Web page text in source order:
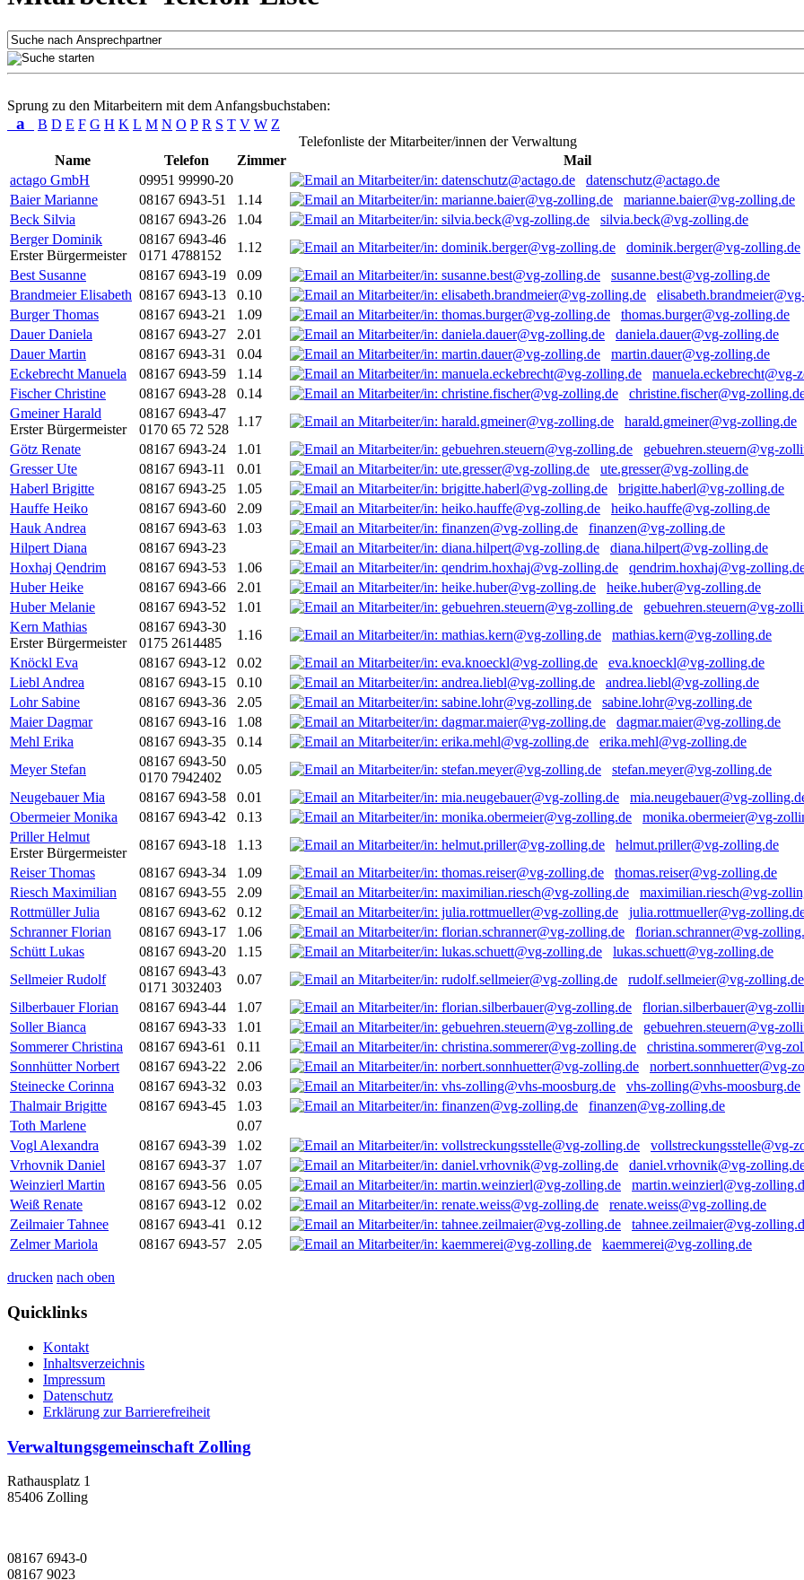
Sprung zu den Mitarbeitern mit dem Anfangsbuchstaben:
a B D E F G H K L M N O P R S T V W Z
Telefonliste der Mitarbeiter/innen der Verwaltung
Name
Telefon Zimmer
Mail
actago GmbH
09951 99990-20
datenschutz@actago.de
Baier Marianne
08167 6943-51 1.14
marianne.baier@vg-zolling.de
Beck Silvia
08167 6943-26 1.04
silvia.beck@vg-zolling.de
Berger Dominik
Erster Bürgermeister
08167 6943-46
0171 4788152
1.12
dominik.berger@vg-zolling.de
Best Susanne
08167 6943-19 0.09
susanne.best@vg-zolling.de
Brandmeier Elisabeth 08167 6943-13 0.10
Burger Thomas
08167 6943-21 1.09
thomas.burger@vg-zolling.de
Dauer Daniela
08167 6943-27 2.01
daniela.dauer@vg-zolling.de
Dauer Martin
08167 6943-31 0.04
martin.dauer@vg-zolling.de
Eckebrecht Manuela
08167 6943-59 1.14
manuela.eckebrecht@vg-
Fischer Christine
08167 6943-28 0.14
christine.fischer@vg-
Gmeiner Harald
Erster Bürgermeister
08167 6943-47
0170 65 72 528
1.17
harald.gmeiner@vg-zolling.de
Götz Renate
08167 6943-24 1.01
gebuehren.steuern@vg-
Gresser Ute
08167 6943-11 0.01
ute.gresser@vg-zolling.de
Haberl Brigitte
08167 6943-25 1.05
brigitte.haberl@vg-zolling.de
Hauffe Heiko
08167 6943-60 2.09
heiko.hauffe@vg-zolling.de
Hauk Andrea
08167 6943-63 1.03
finanzen@vg-zolling.de
Hilpert Diana
08167 6943-23
diana.hilpert@vg-zolling.de
Hoxhaj Qendrim
08167 6943-53 1.06
qendrim.hoxhaj@vg-
Huber Heike
08167 6943-66 2.01
heike.huber@vg-zolling.de
Huber Melanie
08167 6943-52 1.01
gebuehren.steuern@vg-
Kern Mathias
Erster Bürgermeister
08167 6943-30
0175 2614485
1.16
mathias.kern@vg-zolling.de
Knöckl Eva
08167 6943-12 0.02
eva.knoeckl@vg-zolling.de
Liebl Andrea
08167 6943-15 0.10
andrea.liebl@vg-zolling.de
Lohr Sabine
08167 6943-36 2.05
sabine.lohr@vg-zolling.de
Maier Dagmar
08167 6943-16 1.08
dagmar.maier@vg-zolling.de
Mehl Erika
08167 6943-35 0.14
erika.mehl@vg-zolling.de
Meyer Stefan
08167 6943-50
0170 7942402
0.05
stefan.meyer@vg-zolling.de
Neugebauer Mia
08167 6943-58 0.01
mia.neugebauer@vg-
Obermeier Monika
08167 6943-42 0.13
monika.obermeier@vg-
Priller Helmut
Erster Bürgermeister
08167 6943-18 1.13
helmut.priller@vg-zolling.de
Reiser Thomas
08167 6943-34 1.09
thomas.reiser@vg-zolling.de
Riesch Maximilian
08167 6943-55 2.09
maximilian.riesch@vg-
Rottmüller Julia
08167 6943-62 0.12
julia.rottmueller@vg-
Schranner Florian
08167 6943-17 1.06
florian.schranner@vg-
Schütt Lukas
08167 6943-20 1.15
lukas.schuett@vg-zolling.de
Sellmeier Rudolf
08167 6943-43
0171 3032403
0.07
rudolf.sellmeier@vg-zolling.de
Silberbauer Florian
08167 6943-44 1.07
florian.silberbauer@vg-
Soller Bianca
08167 6943-33 1.01
gebuehren.steuern@vg-
Sommerer Christina
08167 6943-61 0.11
christina.sommerer@vg-
Sonnhütter Norbert
08167 6943-22 2.06
norbert.sonnhuetter@vg-
Steinecke Corinna
08167 6943-32 0.03
vhs-zolling@vhs-moosburg.de
Thalmair Brigitte
08167 6943-45 1.03
finanzen@vg-zolling.de
Toth Marlene
0.07
Vogl Alexandra
08167 6943-39 1.02
vollstreckungsstelle@vg-
Vrhovnik Daniel
08167 6943-37 1.07
daniel.vrhovnik@vg-
Weinzierl Martin
08167 6943-56 0.05
martin.weinzierl@vg-
Weiß Renate
08167 6943-12 0.02
renate.weiss@vg-zolling.de
Zeilmaier Tahnee
08167 6943-41 0.12
tahnee.zeilmaier@vg-
Zelmer Mariola
08167 6943-57 2.05 kaemmerei@vg-zolling.de
drucken nach oben
Quicklinks
Kontakt
Inhaltsverzeichnis
Impressum
Datenschutz
Erklärung zur Barrierefreiheit
Verwaltungsgemeinschaft Zolling
Rathausplatz 1
85406 Zolling
08167 6943-0
08167 9023